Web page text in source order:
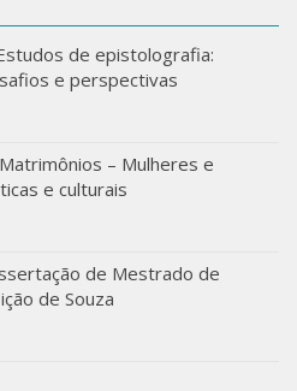
de epistolografia:
e perspectivas
– Mulheres e
e culturais
de Mestrado de
de Souza